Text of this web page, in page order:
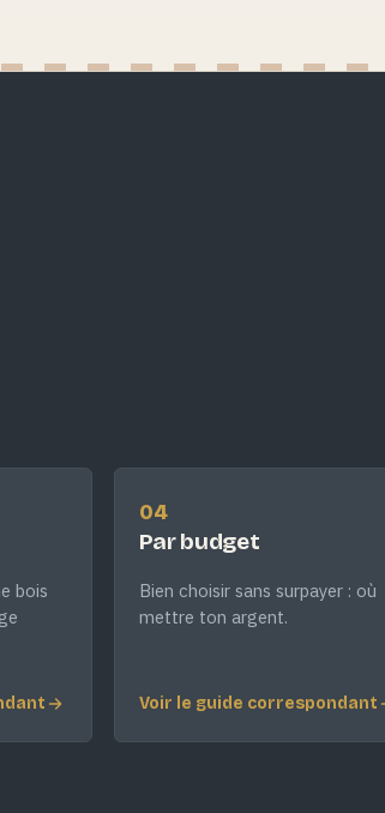
bois
04
Par budget
Bien choisir sans surpayer : où
mettre ton argent.
Voir le guide correspondant